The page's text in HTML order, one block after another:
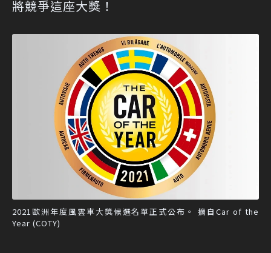
將競爭這座大獎！
2021歐洲年度風雲車大獎候選名單正式公布。 摘自Car of the
Year (COTY)